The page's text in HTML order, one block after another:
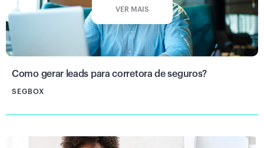
VER MAIS
Como gerar leads para corretora de seguros?
SEGBOX